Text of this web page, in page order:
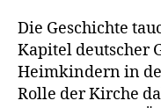
Die Geschichte
Kapitel deutscher
Heimkindern in
Rolle der Kirche